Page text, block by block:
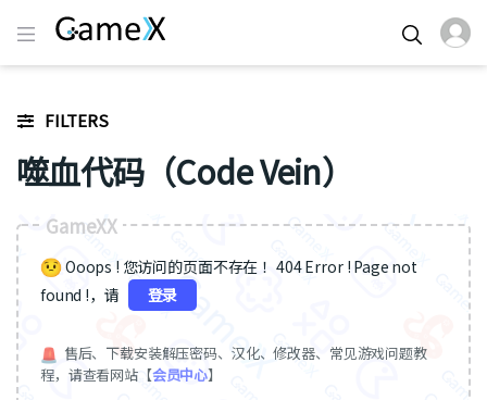
FILTERS
噬血代码（Code Vein）
GameXX
Ooops ! 您访问的页面不存在 ！404 Error ! Page not
found !，请
登录
售后、下载安装解压密码、汉化、修改器、常见游戏问题教
程，请查看网站【会员中心】